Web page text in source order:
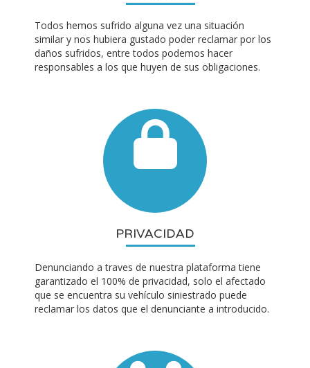
Todos hemos sufrido alguna vez una situación
similar y nos hubiera gustado poder reclamar por los
daños sufridos, entre todos podemos hacer
responsables a los que huyen de sus obligaciones.
PRIVACIDAD
Denunciando a traves de nuestra plataforma tiene
garantizado el 100% de privacidad, solo el afectado
que se encuentra su vehículo siniestrado puede
reclamar los datos que el denunciante a introducido.